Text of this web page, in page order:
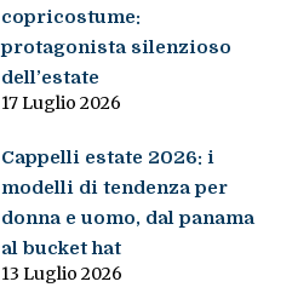
copricostume:
protagonista silenzioso
dell’estate
17 Luglio 2026
Cappelli estate 2026: i
modelli di tendenza per
donna e uomo, dal panama
al bucket hat
13 Luglio 2026